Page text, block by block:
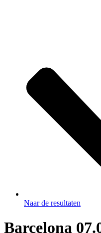
Naar de resultaten
Barcelona